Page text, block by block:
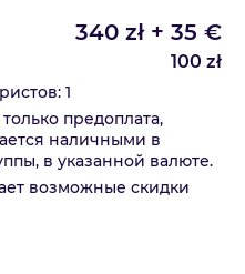
340 zł+ 35 €
100 zł
1
предоплата,
наличными в
в указанной валюте.
возможные скидки